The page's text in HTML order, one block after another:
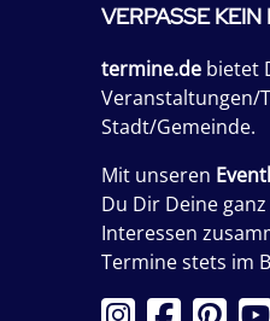
VERPASSE
termine.de bietet
Veranstaltungen/
Stadt/Gemeinde.
Mit unseren
Du Dir Deine
Interessen
Termine stets im